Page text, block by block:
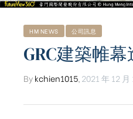
HM NEWS 公司訊息
GRC建築帷
Bykchien1015 2021 年 12 月